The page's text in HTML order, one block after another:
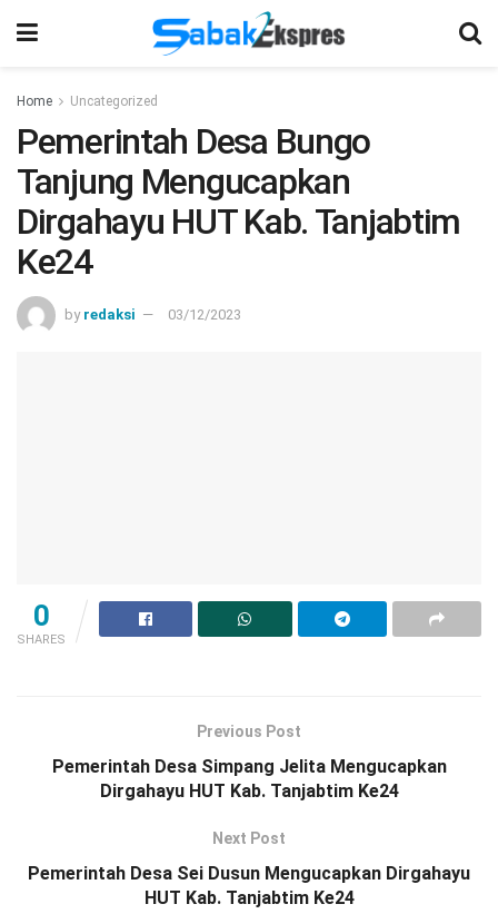
Home Uncategorized
Pemerintah Desa Bungo
Tanjung Mengucapkan
Dirgahayu HUT Kab. Tanjabtim
Ke24
by redaksi 03/12/2023
0
SHARES
Previous Post
Pemerintah Desa Simpang Jelita Mengucapkan
Dirgahayu HUT Kab. Tanjabtim Ke24
Next Post
Pemerintah Desa Sei Dusun Mengucapkan Dirgahayu
HUT Kab. Tanjabtim Ke24